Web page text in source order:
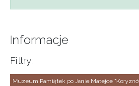
Informacje
Filtry:
Muzeum Pamiątek po Janie Matejce